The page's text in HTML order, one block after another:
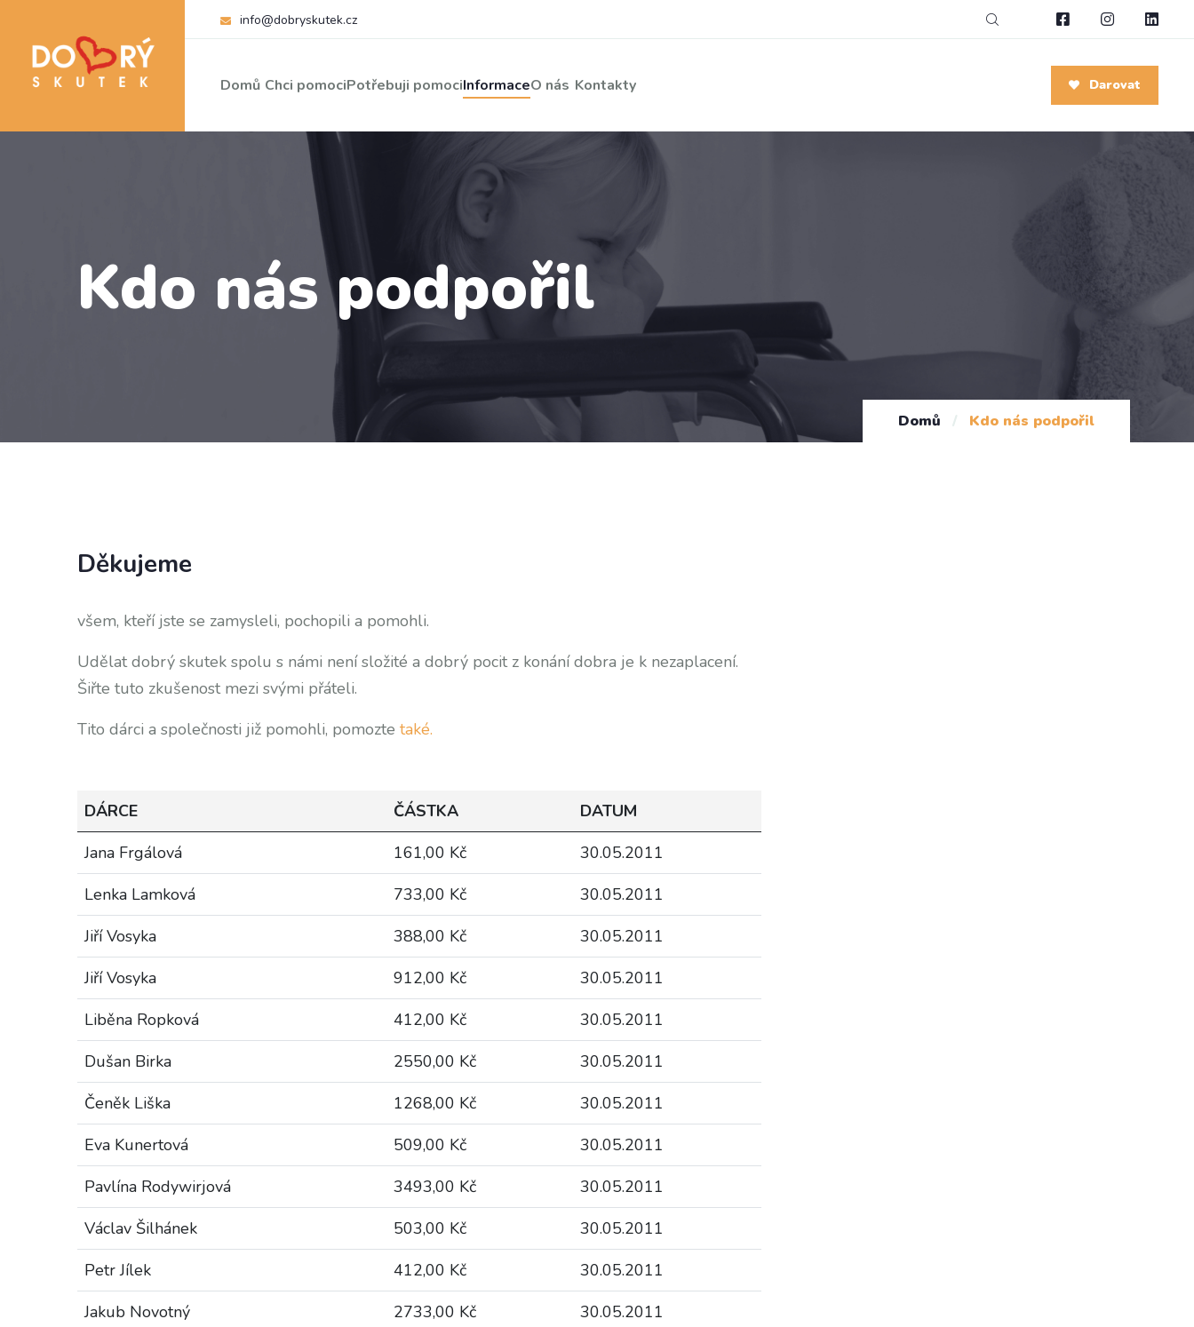
info@dobryskutek.cz
Domů Chci pomociPotřebuji pomociInformaceO nás Kontakty Darovat
Kdo nás podpořil
Domů / Kdo nás podpořil
Děkujeme
všem, kteří jste se zamysleli, pochopili a pomohli.
Udělat dobrý skutek spolu s námi není složité a dobrý pocit z konání dobra je k nezaplacení.
Šiřte tuto zkušenost mezi svými přáteli.
Tito dárci a společnosti již pomohli, pomozte také.
DÁRCE ČÁSTKA
DATUM
Jana Frgálová
161,00 Kč
30.05.2011
Lenka Lamková
733,00 Kč
30.05.2011
Jiří Vosyka
388,00 Kč
30.05.2011
Jiří Vosyka
912,00 Kč
30.05.2011
Liběna Ropková
412,00 Kč
30.05.2011
Dušan Birka
2550,00 Kč
30.05.2011
Čeněk Liška
1268,00 Kč
30.05.2011
Eva Kunertová
509,00 Kč
30.05.2011
Pavlína Rodywirjová
3493,00 Kč
30.05.2011
Václav Šilhánek
503,00 Kč
30.05.2011
Petr Jílek
412,00 Kč
30.05.2011
Jakub Novotný
2733,00 Kč
30.05.2011